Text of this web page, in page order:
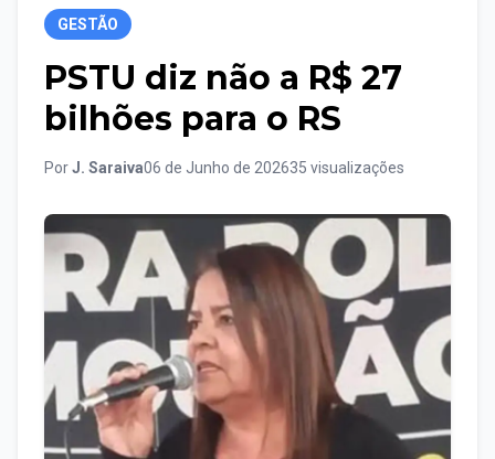
GESTÃO
PSTU diz não a R$ 27
bilhões para o RS
PorJ. Saraiva06 de Junho de 202635 visualizações